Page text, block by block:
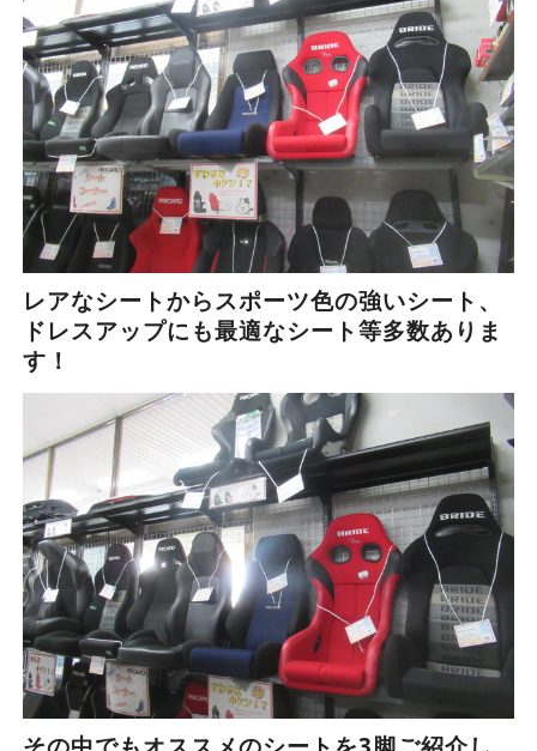
レアなシートからスポーツ色の強いシート、
ドレスアップにも最適なシート等多数ありま
す！